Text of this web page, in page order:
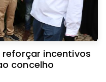
reforçar incentivos
concelho